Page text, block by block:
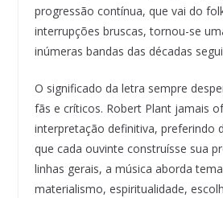
progressão contínua, que vai do
interrupções bruscas, tornou-se
inúmeras bandas das décadas
O significado da letra sempre
fãs e críticos. Robert Plant jamais
interpretação definitiva, preferindo
que cada ouvinte construísse sua
linhas gerais, a música aborda
materialismo, espiritualidade,